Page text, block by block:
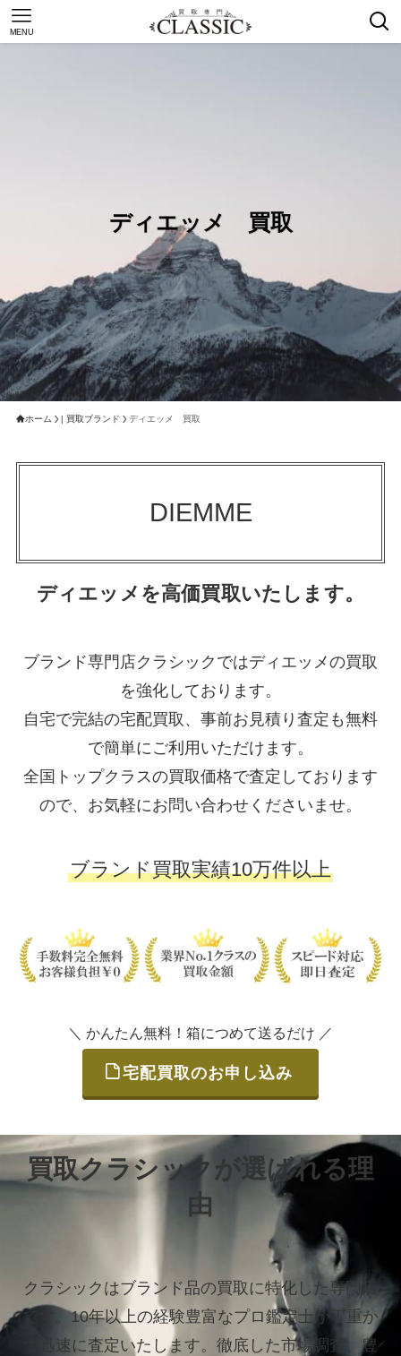
MENU
ディエッメ 買取
ホーム | 買取ブランド ディエッメ 買取
DIEMME
ディエッメを高価買取いたします。
ブランド専門店クラシックではディエッメの買取
を強化しております。
自宅で完結の宅配買取、事前お見積り査定も無料
で簡単にご利用いただけます。
全国トップクラスの買取価格で査定しております
ので、お気軽にお問い合わせくださいませ。
ブランド買取実績10万件以上
＼ かんたん無料！箱につめて送るだけ ／
宅配買取のお申し込み
買取クラシックが選ばれる理
由
クラシックはブランド品の買取に特化した専門店
です。10年以上の経験豊富なプロ鑑定士が丁重か
つ迅速に査定いたします。 徹底した市場調査、豊